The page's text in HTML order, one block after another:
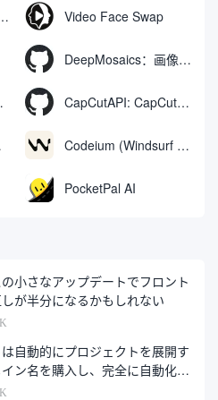
像を生成・編集するAIツール Video Face Swap
DeepMosaics：画像やビデオからモザイクを自動的に除去したり、モザイクを追加したりする。
識と合成 CapCutAPI: CapCutビデオクリップの自動制御用オープンソースツール
への接続 Codeium (Windsurf Editor): 無料のAIコード補完＆チャットツール。
PocketPal AI
小さなアップデートでフロント
が半分になるかもしれない
自動的にプロジェクトを展開す
ン名を購入し、完全に自動化さ
終的に開発会社に代わって、多